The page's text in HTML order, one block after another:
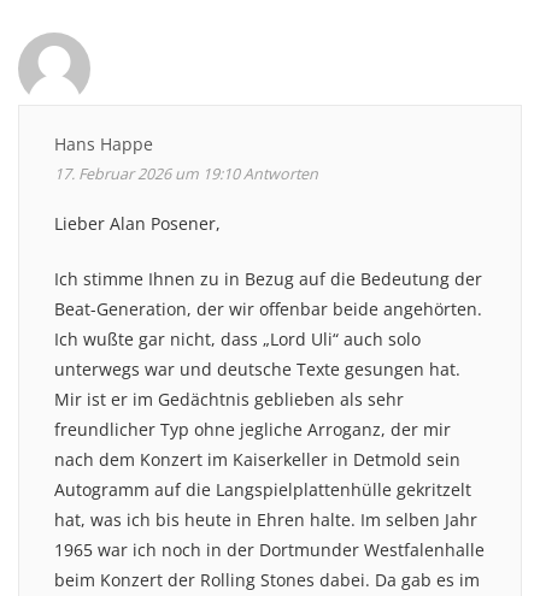
Hans Happe
17. Februar 2026 um 19:10Antworten
Lieber Alan Posener,
Ich stimme Ihnen zu in Bezug auf die Bedeutung der
Beat-Generation, der wir offenbar beide angehörten.
Ich wußte gar nicht, dass „Lord Uli“ auch solo
unterwegs war und deutsche Texte gesungen hat.
Mir ist er im Gedächtnis geblieben als sehr
freundlicher Typ ohne jegliche Arroganz, der mir
nach dem Konzert im Kaiserkeller in Detmold sein
Autogramm auf die Langspielplattenhülle gekritzelt
hat, was ich bis heute in Ehren halte. Im selben Jahr
1965 war ich noch in der Dortmunder Westfalenhalle
beim Konzert der Rolling Stones dabei. Da gab es im